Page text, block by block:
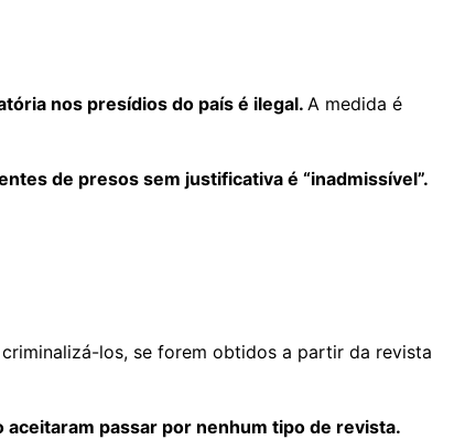
nos presídios do país é ilegal. A medida é
de presos sem justificativa é “inadmissível”.
los, se forem obtidos a partir da revista
passar por nenhum tipo de revista.